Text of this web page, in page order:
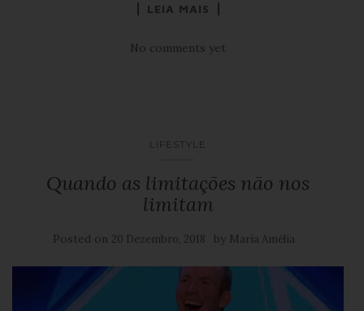
LEIA MAIS
No comments yet
LIFESTYLE
Quando as limitações não nos
limitam
Posted on 20 Dezembro, 2018 by Maria Amélia